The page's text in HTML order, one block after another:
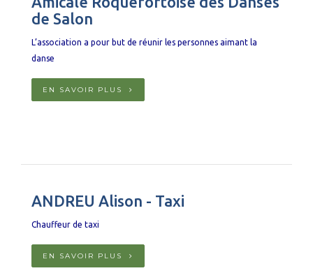
de Salon
L’association a pour but de réunir les personnes aimant la
danse
EN SAVOIR PLUS
ANDREU Alison - Taxi
Chauffeur de taxi
EN SAVOIR PLUS